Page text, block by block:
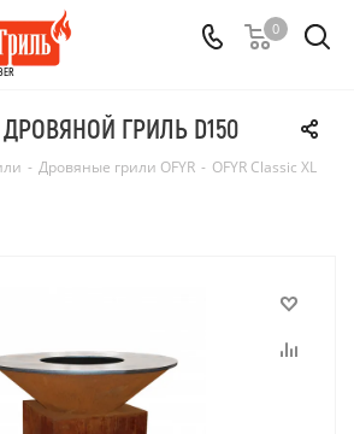
0
ДРОВЯНОЙ ГРИЛЬ D150
- Дровяные грили OFYR - OFYR Classic XL